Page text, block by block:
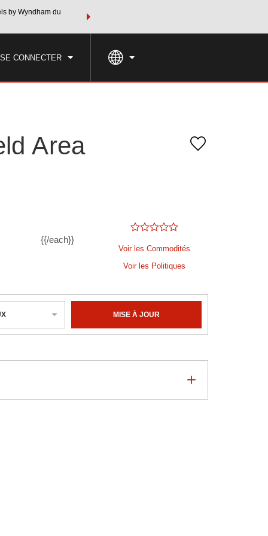
by Wyndham du
Regroupez votre hôtel, vos vols et plus encore avec les
CONNECTER
TARIFS SPÉCIAUX
Area
{{/each}}
Voir les Commodités
Voir les Politiques
MISE À JOUR